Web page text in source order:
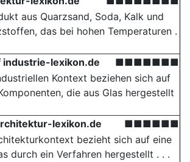
aus Quarzsand, Soda, Kalk und
das bei hohen Temperaturen .
industrie-lexikon.de
■■■■■■■
Kontext beziehen sich auf
die aus Glas hergestellt
lexikon.de
■■■■■■
bezieht sich auf eine
durch ein Verfahren hergestellt . . .